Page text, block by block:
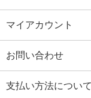
マイアカウント
お問い合わせ
支払い方法について